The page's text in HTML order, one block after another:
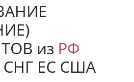
из РФ
ЕС США